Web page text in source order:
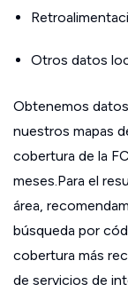
Otros datos
Obtenemos
nuestros mapas
cobertura de la
meses.Para el
área,
búsqueda por
cobertura más
de servicios de